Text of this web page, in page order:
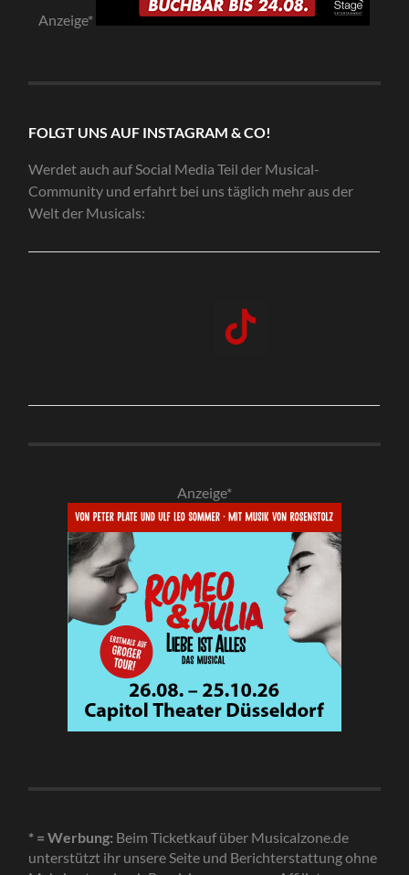
Anzeige*
FOLGT UNS AUF INSTAGRAM & CO!
Werdet auch auf Social Media Teil der Musical-
Community und erfahrt bei uns täglich mehr aus der
Welt der Musicals:
Anzeige*
* = Werbung: Beim Ticketkauf über Musicalzone.de
unterstützt ihr unsere Seite und Berichterstattung ohne